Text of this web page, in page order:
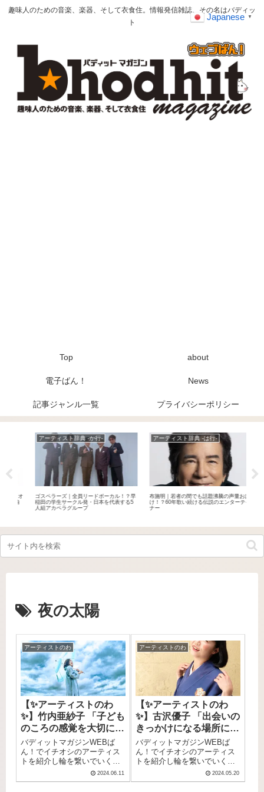
趣味人のための音楽、楽器、そして衣食住。情報発信雑誌、その名はバディッ
ト
Top about
電子ばん！ News
記事ジャンル一覧 プライバシーポリシー
ボーカル！？早
本を代表する5
アーティスト辞典 -は行-
布施明｜若者の間でも話題沸騰の声量おば
け！？60年歌い続ける伝説のエンターテイ
ナー
News
元BABYMETALのYUIMETAL / 水野由
9月30日をもって所属事務所・アミュー
夜の太陽
アーティストのわ
【✨アーティストのわ
✨】竹内亜紗子 「子ども
のころの感覚を大切にし
たいなって意識は、結構
強いのかもしれないです
ね」
バディットマガジンWEBば
ん！でイチオシのアーティス
トを紹介し輪を繋いでいく
「アーティストのわ 」。今回
は「竹内 亜紗子」さんのイン
2024.06.11
アーティストのわ
【✨アーティストのわ
✨】古沢優子 「出会いの
きっかけになる場所に
自分が居られるというの
は、財産ですね。」
バディットマガジンWEBば
ん！でイチオシのアーティス
トを紹介し輪を繋いでいく
「アーティストのわ 」。東新
宿の人気ライブスペース「真
2024.05.20
Japanese ▼